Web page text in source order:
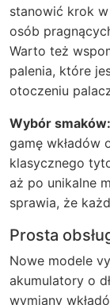
stanowić krok
osób
Warto też
palenia, które
otoczeniu
Wybór smaków:
gamę wkładów
klasycznego
aż po unikalne
sprawia, że
Prosta
Nowe modele
akumulatory o
wymiany